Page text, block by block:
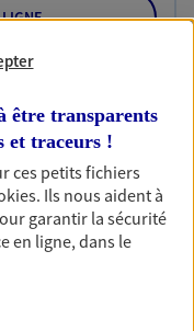
vous. Le
en
être transparents
et traceurs !
ces petits fichiers
. Ils nous aident à
garantir la sécurité
en ligne, dans le